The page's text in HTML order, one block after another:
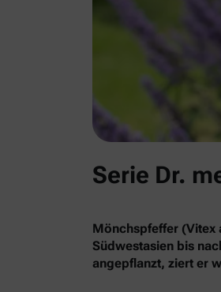
Serie Dr.
Mönchspfeffer (Vitex
Südwestasien bis
angepflanzt, ziert er